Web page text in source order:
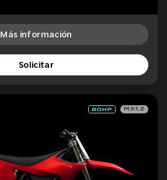
Más información
Solicitar
MX1.2